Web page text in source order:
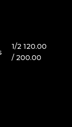
1/2 120.00
/ 200.00